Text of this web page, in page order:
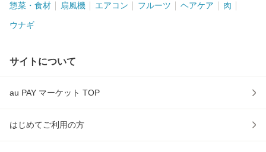
惣菜・食材 扇風機 エアコン フルーツ ヘアケア 肉
ウナギ
サイトについて
au PAY マーケット TOP
はじめてご利用の方